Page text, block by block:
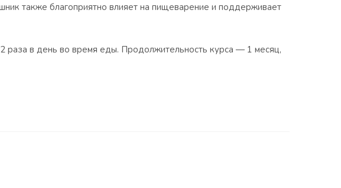
также благоприятно влияет на пищеварение и поддерживает
раза в день во время еды. Продолжительность курса — 1 месяц,